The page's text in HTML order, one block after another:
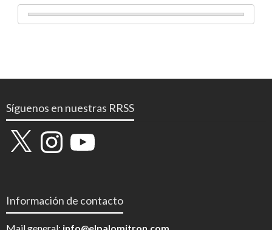
Síguenos en nuestras RRSS
X InstagramYouTube
Información de contacto